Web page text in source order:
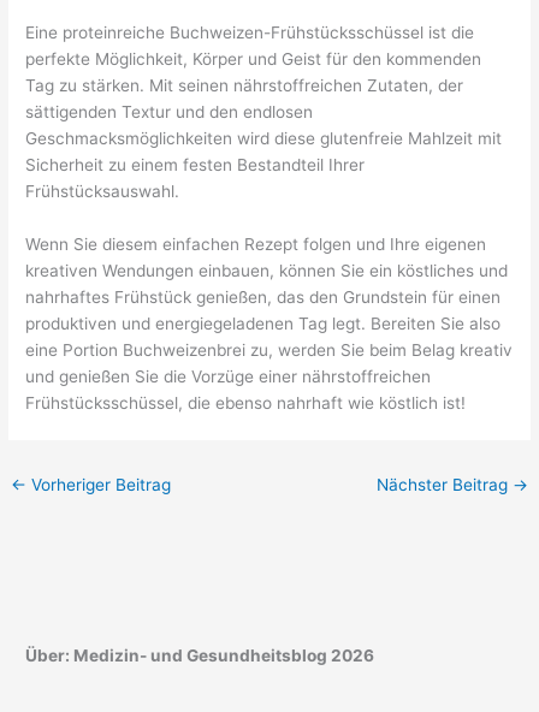
Eine proteinreiche Buchweizen-Frühstücksschüssel ist die
perfekte Möglichkeit, Körper und Geist für den kommenden
Tag zu stärken. Mit seinen nährstoffreichen Zutaten, der
sättigenden Textur und den endlosen
Geschmacksmöglichkeiten wird diese glutenfreie Mahlzeit mit
Sicherheit zu einem festen Bestandteil Ihrer
Frühstücksauswahl.
Wenn Sie diesem einfachen Rezept folgen und Ihre eigenen
kreativen Wendungen einbauen, können Sie ein köstliches und
nahrhaftes Frühstück genießen, das den Grundstein für einen
produktiven und energiegeladenen Tag legt. Bereiten Sie also
eine Portion Buchweizenbrei zu, werden Sie beim Belag kreativ
und genießen Sie die Vorzüge einer nährstoffreichen
Frühstücksschüssel, die ebenso nahrhaft wie köstlich ist!
← Vorheriger Beitrag Nächster Beitrag →
Über: Medizin- und Gesundheitsblog 2026